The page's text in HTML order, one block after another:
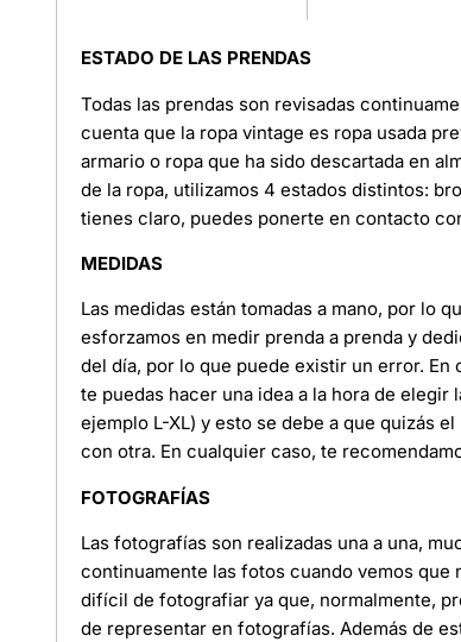
ESTADO DE LAS PRENDAS
Todas las prendas son revisadas
cuenta que la ropa vintage es ropa usada
armario o ropa que ha sido descartada en
de la ropa, utilizamos 4 estados distintos:
tienes claro, puedes ponerte en contacto
MEDIDAS
Las medidas están tomadas a mano, por lo
esforzamos en medir prenda a prenda y
del día, por lo que puede existir un error.
te puedas hacer una idea a la hora de
ejemplo L-XL) y esto se debe a que quizás
con otra. En cualquier caso, te
FOTOGRAFÍAS
Las fotografías son realizadas una a una,
continuamente las fotos cuando vemos que
difícil de fotografiar ya que, normalmente,
de representar en fotografías. Además de